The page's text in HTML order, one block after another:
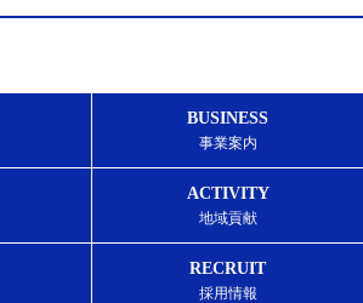
BUSINESS
事業案内
ACTIVITY
地域貢献
RECRUIT
採用情報